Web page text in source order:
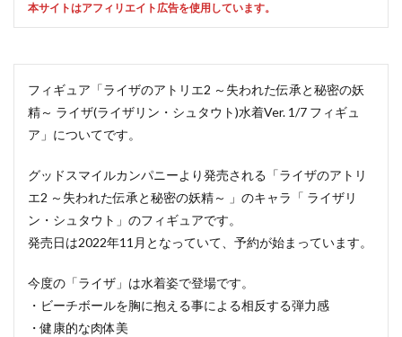
本サイトはアフィリエイト広告を使用しています。
フィギュア「ライザのアトリエ2 ～失われた伝承と秘密の妖
精～ ライザ(ライザリン・シュタウト)水着Ver. 1/7 フィギュ
ア」についてです。
グッドスマイルカンパニーより発売される「ライザのアトリ
エ2 ～失われた伝承と秘密の妖精～ 」のキャラ「 ライザリ
ン・シュタウト」のフィギュアです。
発売日は2022年11月となっていて、予約が始まっています。
今度の「ライザ」は水着姿で登場です。
・ビーチボールを胸に抱える事による相反する弾力感
・健康的な肉体美